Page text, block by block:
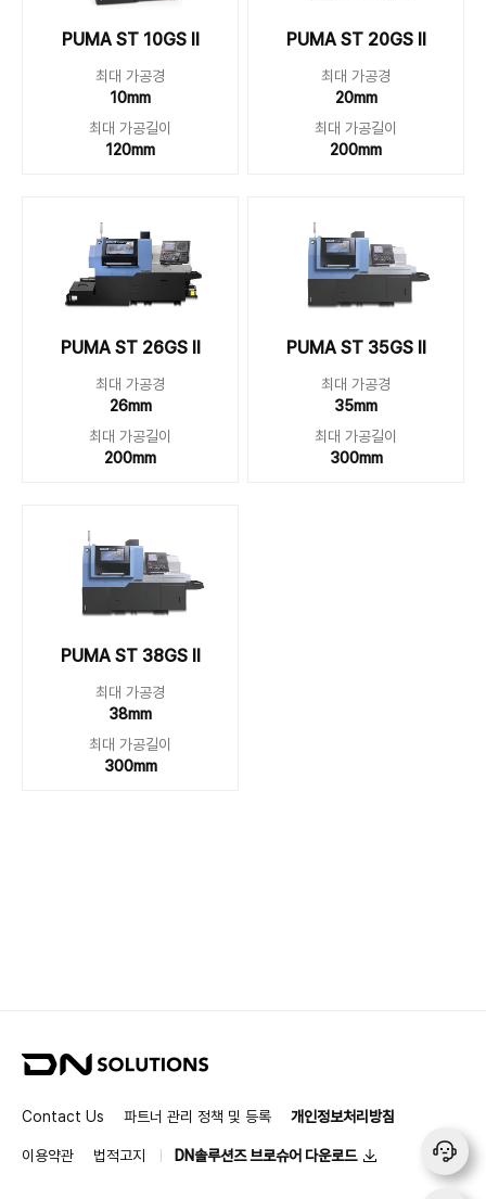
PUMA ST 10GS II
최대 가공경
10mm
최대 가공길이
120mm
PUMA ST 20GS II
최대 가공경
20mm
최대 가공길이
200mm
PUMA ST 26GS II
최대 가공경
26mm
최대 가공길이
200mm
PUMA ST 35GS II
최대 가공경
35mm
최대 가공길이
300mm
PUMA ST 38GS II
최대 가공경
38mm
최대 가공길이
300mm
D
S
l
Contact Us 파트너 관리 정책 및 등록 개인정보처리방침
이용약관 법적고지 DN솔루션즈 브로슈어 다운로드